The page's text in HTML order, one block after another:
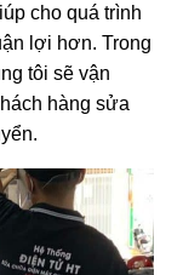
cho quá trình
lợi hơn. Trong
tôi sẽ vận
hàng sửa